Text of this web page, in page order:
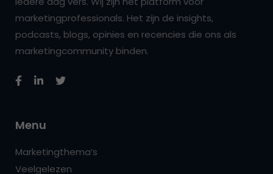
marketingprofessionals. Het zijn de insights,
podcasts, blogs, opinies en recencies die ons als
marketingcommunity binden.
Menu
Marketingthema’s
Veelgelezen